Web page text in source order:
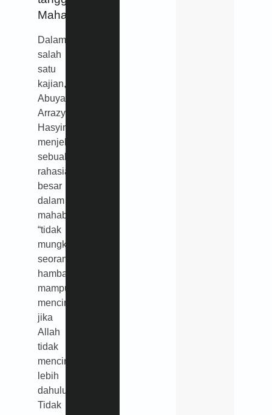
Mahabbah
Dalam
salah
satu
kajian,
Abuya
Arrazy
Hasyim
menjelaskan
sebuah
rahasia
besar
dalam
mahabbah,
“tidak
mungkin
seorang
hamba
mampu
mencinta
jika
Allah
tidak
mencintainya
lebih
dahulu.
Tidak